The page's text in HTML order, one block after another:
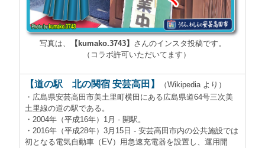
写真は、 【kumako.3743】 さんのインスタ投稿です。
（コラボ許可いただいてます）
【道の駅 北の関宿 安芸高田】
（Wikipedia より）
・広島県安芸高田市美土里町横田にある広島県道64号三次美
土里線の道の駅である。
・2004年（平成16年）1月 - 開駅。
・2016年（平成28年）3月15日 - 安芸高田市内の公共施設では
初となる電気自動車（EV）用急速充電器を設置し、運用開